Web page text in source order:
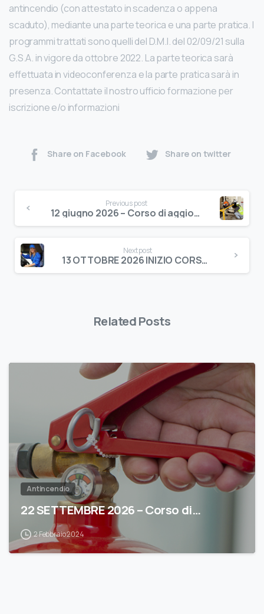
antincendio (con attestato in scadenza o appena
scaduto), mediante una parte teorica e una parte pratica. I
programmi trattati sono quelli del D.M.I. del 02/09/21 sulla
G.S.A. in vigore da ottobre 2022. La parte teorica sarà
effettuata in videoconferenza e la parte pratica sarà in
presenza. Contattate il nostro ufficio formazione per
iscrizione e/o informazioni
Share on Facebook Share on twitter
Previous post
12 giugno 2026 – Corso di aggiornamento in materia di AMBIENTI CONFINATI E/O SOSPETTI DI INQUINAMENTO
Next post
13 OTTOBRE 2026 INIZIO CORSO DI FORMAZIONE PER LAVORATORI MEDIO RISCHIO
Related Posts
Antincendio
22 SETTEMBRE 2026 – Corso di…
2 Febbraio 2024